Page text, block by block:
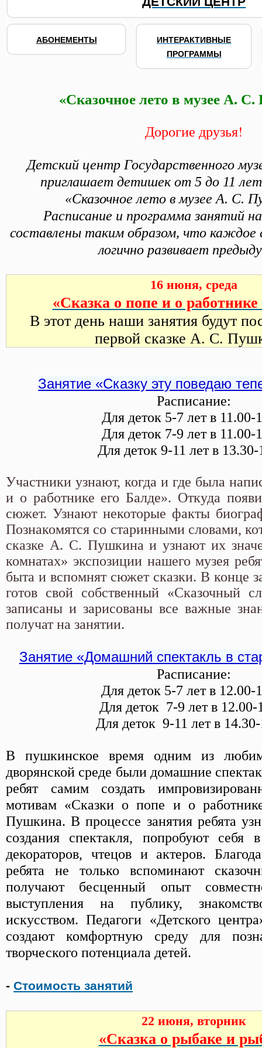
АБОНЕМЕНТЫ
ИНТЕРАКТИВНЫЕ
ПРОГРАММЫ
«Сказочное лето в музее А.
Дорогие друзья!
Детский центр Государственного
приглашает детишек от 5 до 11
«Сказочное лето в музее А. С.
Расписание и программа занятий
составлены таким образом, что каждое
логично развивает
16 июня, среда
«Сказка о попе и о работнике
В этот день наши занятия будут
первой сказке А. С.
Занятие «Сказку эту поведаю
Расписание:
Для деток 5-7 лет в 11.00-
Для деток 7-9 лет в 11.00-
Для деток 9-11 лет в
Участники узнают, когда и где была
и о работнике его Балде». Откуда
сюжет. Узнают некоторые факты
Познакомятся со старинными словами,
сказке А. С. Пушкина и узнают их
комнатах» экспозиции нашего музея
быта и вспомнят сюжет сказки. В конце
готов свой собственный «Сказочный
записаны и зарисованы все важные
получат на занятии.
Занятие «Домашний спектакль в
Расписание:
Для деток 5-7 лет в 12.00-
Для деток 7-9 лет в 12.00-
Для деток 9-11 лет в
В пушкинское время одним из
дворянской среде были домашние
ребят самим создать
мотивам «Сказки о попе и о
Пушкина. В процессе занятия ребята
создания спектакля, попробуют себя
декораторов, чтецов и актеров.
ребята не только вспоминают
получают бесценный опыт
выступления на публику,
искусством. Педагоги «Детского
создают комфортную среду для
творческого потенциала детей.
- Стоимость занятий
22 июня, вторник
«Сказка о рыбаке и